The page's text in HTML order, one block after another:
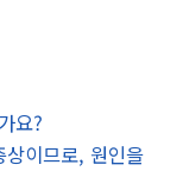
요?
이므로, 원인을